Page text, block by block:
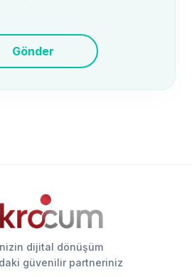
Gönder
dijital dönüşüm
güvenilir partneriniz